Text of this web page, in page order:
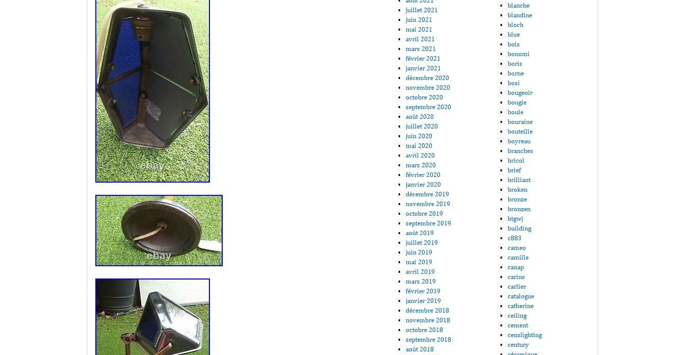
juillet 2021
juin 2021
mai 2021
avril 2021
mars 2021
février 2021
janvier 2021
décembre 2020
novembre 2020
octobre 2020
septembre 2020
août 2020
juillet 2020
juin 2020
mai 2020
avril 2020
mars 2020
février 2020
janvier 2020
décembre 2019
novembre 2019
octobre 2019
septembre 2019
août 2019
juillet 2019
juin 2019
mai 2019
avril 2019
mars 2019
février 2019
janvier 2019
décembre 2018
novembre 2018
octobre 2018
septembre 2018
août 2018
blanche
blandine
bloch
blue
bois
bonomi
boris
borne
bosi
bougeoir
bougie
boule
bouraine
bouteille
boyreau
branches
bricol
brief
brilliant
broken
bronze
bronzen
btgwj
building
c883
cameo
camille
canap
carins
carlier
catalogue
catherine
ceiling
cement
censlighting
century